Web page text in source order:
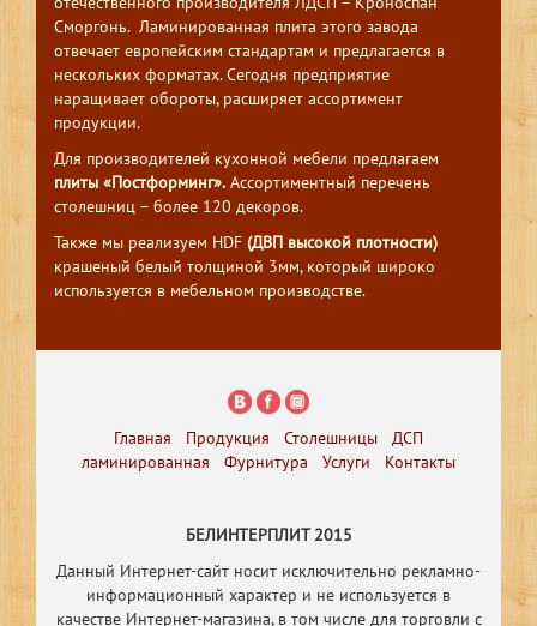
Сморгонь. Ламинированная плита этого завода
отвечает европейским стандартам и предлагается в
нескольких форматах. Сегодня предприятие
наращивает обороты, расширяет ассортимент
продукции.
Для производителей кухонной мебели предлагаем
плиты «Постформинг». Ассортиментный перечень
столешниц – более 120 декоров.
Также мы реализуем HDF (ДВП высокой плотности)
крашеный белый толщиной 3мм, который широко
используется в мебельном производстве.
Главная Продукция Столешницы
ДСП
ламинированная
Фурнитура Услуги Контакты
БЕЛИНТЕРПЛИТ 2015
Данный Интернет-сайт носит исключительно рекламно-
информационный характер и не используется в
качестве Интернет-магазина, в том числе для торговли с